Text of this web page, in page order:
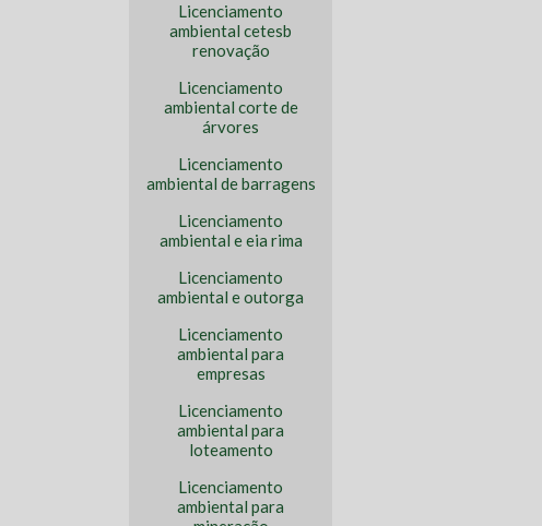
Licenciamento
ambiental cetesb
renovação
Licenciamento
ambiental corte de
árvores
Licenciamento
ambiental de barragens
Licenciamento
ambiental e eia rima
Licenciamento
ambiental e outorga
Licenciamento
ambiental para
empresas
Licenciamento
ambiental para
loteamento
Licenciamento
ambiental para